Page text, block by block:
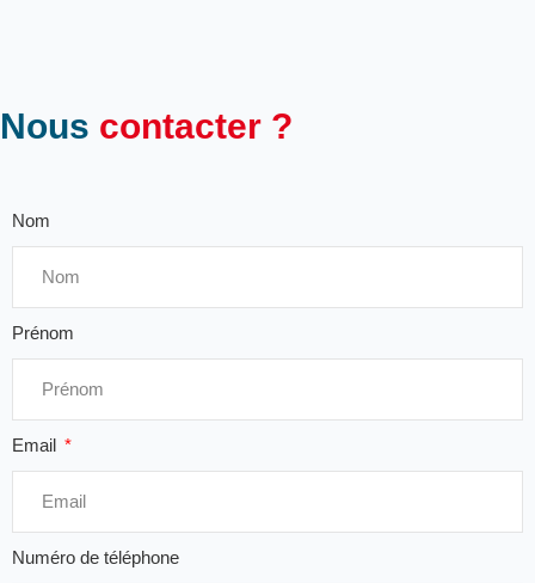
Nous contacter ?
Nom
Prénom
Email
Numéro de téléphone